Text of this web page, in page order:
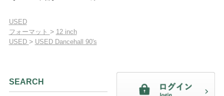
USED
フォーマット > 12 inch
USED > USED Dancehall 90's
SEARCH